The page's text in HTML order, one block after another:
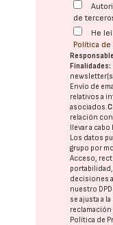
de
He
Política
Finalidades:
Envío de
relativos a
asociados.
relación con
llevar a
Los datos
grupo por
Acceso,
decisiones
nuestro DPD
se ajusta a
Política de